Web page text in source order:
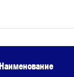
Наименование